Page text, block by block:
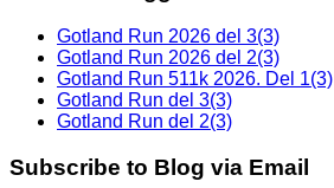
Gotland Run 2026 del 3(3)
Gotland Run 2026 del 2(3)
Gotland Run 511k 2026. Del 1(3)
Gotland Run del 3(3)
Gotland Run del 2(3)
Subscribe to Blog via Email